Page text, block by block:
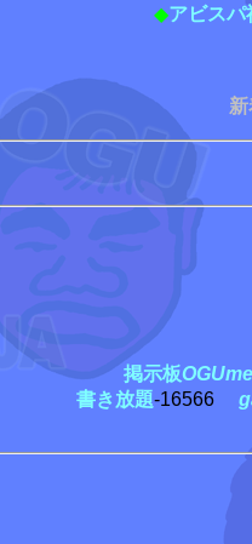
◆アビスパ
掲示板
書き放題-16566